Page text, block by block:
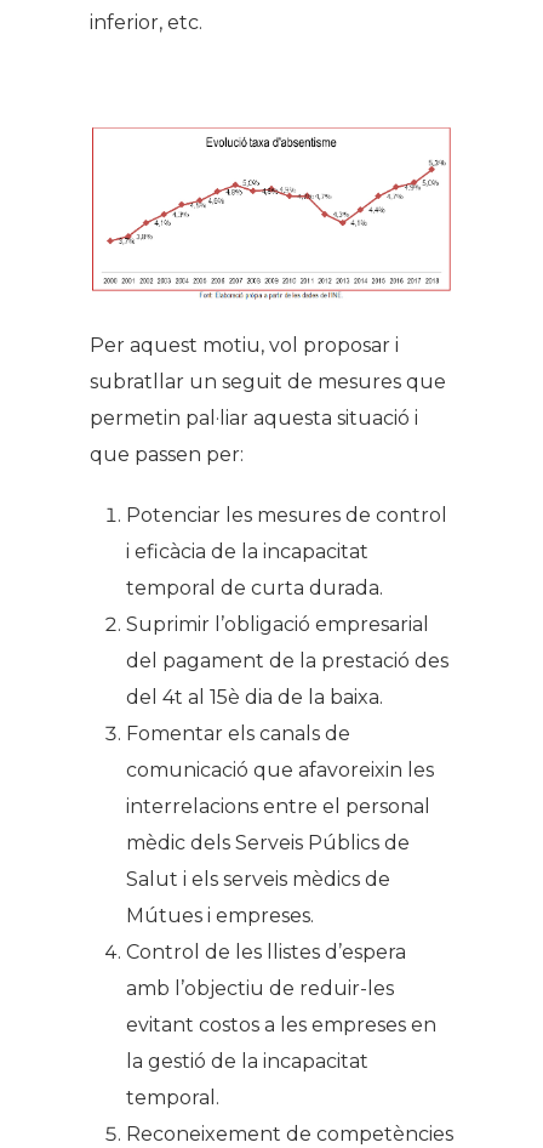
inferior, etc.
Per aquest motiu, vol proposar i
subratllar un seguit de mesures que
permetin pal·liar aquesta situació i
que passen per:
Potenciar les mesures de control
i eficàcia de la incapacitat
temporal de curta durada.
Suprimir l’obligació empresarial
del pagament de la prestació des
del 4t al 15è dia de la baixa.
Fomentar els canals de
comunicació que afavoreixin les
interrelacions entre el personal
mèdic dels Serveis Públics de
Salut i els serveis mèdics de
Mútues i empreses.
Control de les llistes d’espera
amb l’objectiu de reduir-les
evitant costos a les empreses en
la gestió de la incapacitat
temporal.
Reconeixement de competències